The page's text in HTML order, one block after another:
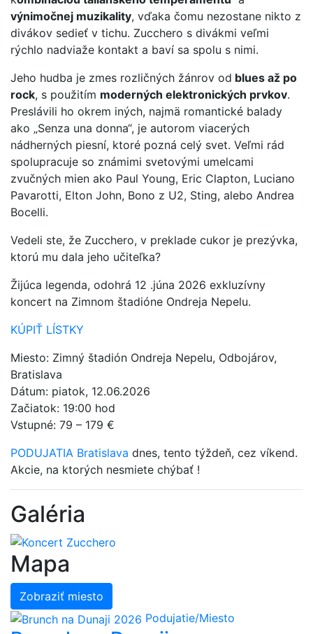
výnimočnej muzikality, vďaka čomu nezostane nikto z
divákov sedieť v tichu. Zucchero s divákmi veľmi
rýchlo nadviaže kontakt a baví sa spolu s nimi.
Jeho hudba je zmes rozličných žánrov od blues až po
rock, s použitím moderných elektronických prvkov.
Preslávili ho okrem iných, najmä romantické balady
ako „Senza una donna“, je autorom viacerých
nádherných piesní, ktoré pozná celý svet. Veľmi rád
spolupracuje so známimi svetovými umelcami
zvučných mien ako Paul Young, Eric Clapton, Luciano
Pavarotti, Elton John, Bono z U2, Sting, alebo Andrea
Bocelli.
Vedeli ste, že Zucchero, v preklade cukor je prezývka,
ktorú mu dala jeho učiteľka?
Žijúca legenda, odohrá 12 .júna 2026 exkluzívny
koncert na Zimnom štadióne Ondreja Nepelu.
KÚPIŤ LÍSTKY
Miesto: Zimný štadión Ondreja Nepelu, Odbojárov,
Bratislava
Dátum: piatok, 12.06.2026
Začiatok: 19:00 hod
Vstupné: 79 – 179 €
PODUJATIA Bratislava dnes, tento týždeň, cez víkend.
Akcie, na ktorých nesmiete chýbať !
Galéria
Mapa
Zobraziť miesto
Podujatie/Miesto